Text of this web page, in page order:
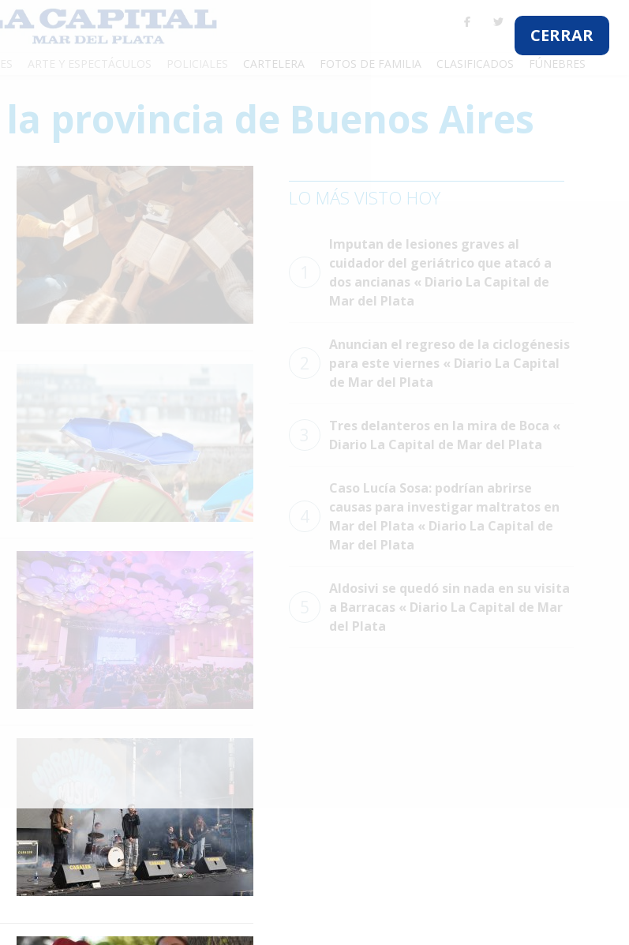
CERRAR
CARTELERA FOTOS DE FAMILIA CLASIFICADOS FÚNEBRES
provincia de Buenos Aires
LO MÁS VISTO HOY
Imputan de lesiones graves al
cuidador del geriátrico que atacó a
dos ancianas « Diario La Capital de
Mar del Plata
Anuncian el regreso de la ciclogénesis
para este viernes « Diario La Capital
de Mar del Plata
Tres delanteros en la mira de Boca «
Diario La Capital de Mar del Plata
Caso Lucía Sosa: podrían abrirse
causas para investigar maltratos en
Mar del Plata « Diario La Capital de
Mar del Plata
Aldosivi se quedó sin nada en su visita
a Barracas « Diario La Capital de Mar
del Plata